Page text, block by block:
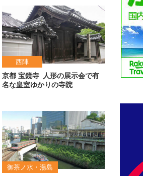
西陣
京都 宝鏡寺
人形の展示会で有
名な皇室ゆかりの寺院
御茶ノ水・湯島